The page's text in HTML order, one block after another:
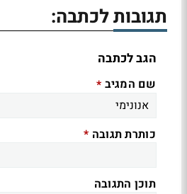
תגובות לכתבה:
הגב לכתבה
שם המגיב *
כותרת תגובה *
תוכן התגובה